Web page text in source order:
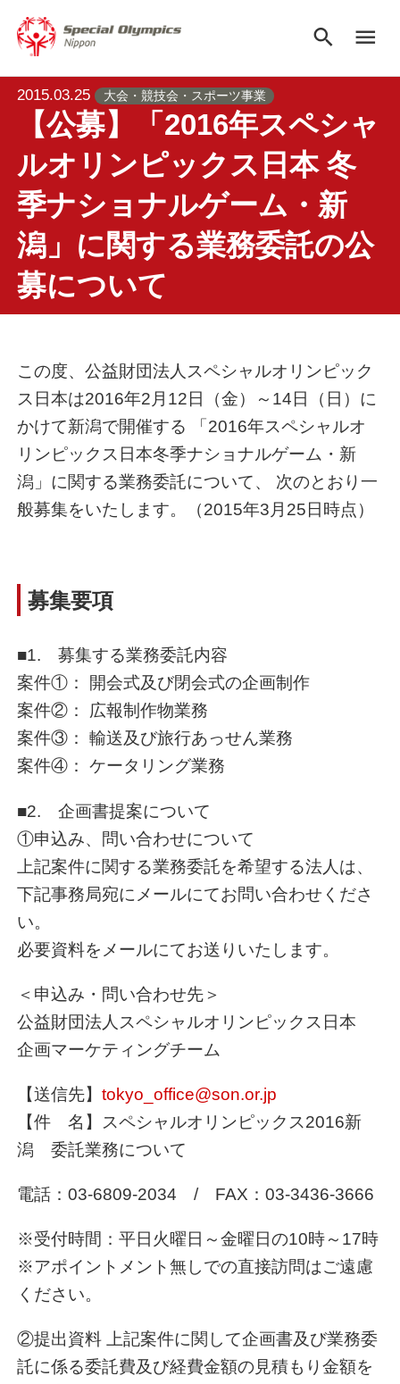
search menu
2015.03.25 大会・競技会・スポーツ事業
【公募】「2016年スペシャ
ルオリンピックス日本 冬
季ナショナルゲーム・新
潟」に関する業務委託の公
募について
この度、公益財団法人スペシャルオリンピック
ス日本は2016年2月12日（金）～14日（日）に
かけて新潟で開催する 「2016年スペシャルオ
リンピックス日本冬季ナショナルゲーム・新
潟」に関する業務委託について、 次のとおり一
般募集をいたします。（2015年3月25日時点）
募集要項
■1. 募集する業務委託内容
案件①： 開会式及び閉会式の企画制作
案件②： 広報制作物業務
案件③： 輸送及び旅行あっせん業務
案件④： ケータリング業務
■2. 企画書提案について
①申込み、問い合わせについて
上記案件に関する業務委託を希望する法人は、
下記事務局宛にメールにてお問い合わせくださ
い。
必要資料をメールにてお送りいたします。
＜申込み・問い合わせ先＞
公益財団法人スペシャルオリンピックス日本
企画マーケティングチーム
【送信先】tokyo_office@son.or.jp
【件 名】スペシャルオリンピックス2016新
潟 委託業務について
電話：03-6809-2034 / FAX：03-3436-3666
※受付時間：平日火曜日～金曜日の10時～17時
※アポイントメント無しでの直接訪問はご遠慮
ください。
②提出資料 上記案件に関して企画書及び業務委
託に係る委託費及び経費金額の見積もり金額を